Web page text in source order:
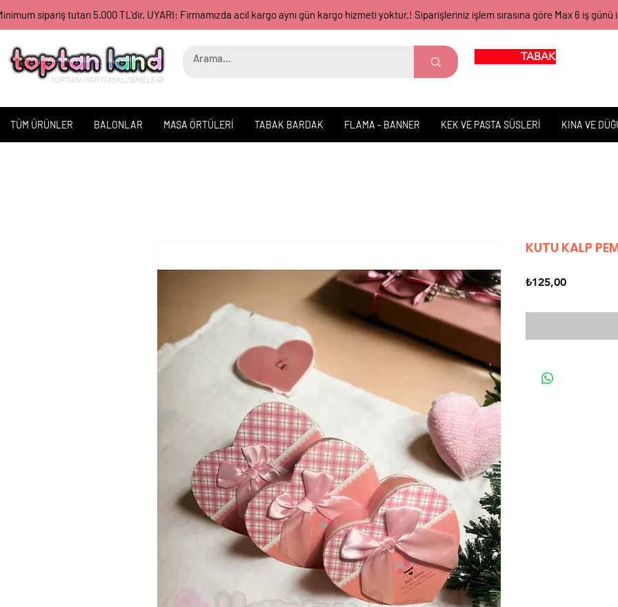
sipariş tutarı 5.000 TL'dir. UYARI: Firmamızda acil kargo aynı gün kargo hizmeti yoktur.! Siparişleriniz işlem sırasına göre Max 6 iş
TOPTAN PARTİ MALZEMELERİ
TABAK BARDAK
TÜM ÜRÜNLER BALONLAR MASA ÖRTÜLERİ TABAK BARDAK FLAMA - BANNER KEK VE PASTA SÜSLERİ KINA VE
KUTU KALP
₺125,00Fiyat